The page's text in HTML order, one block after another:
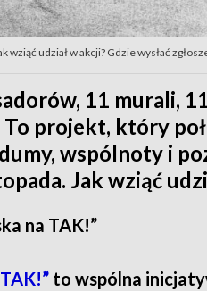
wziąć udział w akcji? Gdzie wysłać
11 murali,
To projekt, który
wspólnoty i
Jak wziąć
na TAK!”
to wspólna